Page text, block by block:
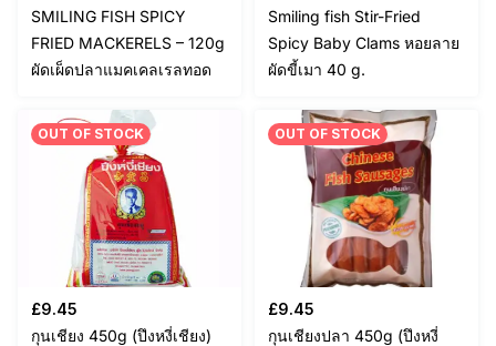
SMILING FISH SPICY
FRIED MACKERELS – 120g
ผัดเผ็ดปลาแมคเคลเรลทอด
Smiling fish Stir-Fried
Spicy Baby Clams หอยลาย
ผัดขี้เมา 40 g.
OUT OF STOCK
£9.45
กุนเชียง 450g (ปึงหงี่เชียง)
OUT OF STOCK
£9.45
กุนเชียงปลา 450g (ปึงหงี่